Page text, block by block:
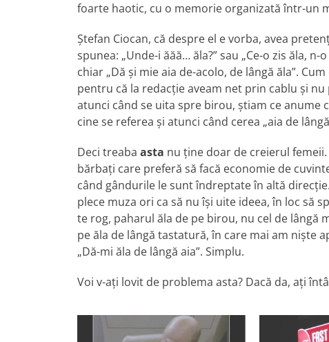
foarte haotic, cu o memorie organizată într-un
Ştefan Ciocan, că despre el e vorba, avea
spunea: „Unde-i ăăă… ăla?” sau „Ce-o zis ăla,
chiar „Dă şi mie aia de-acolo, de lângă ăla”.
pentru că la redacţie aveam net prin cablu şi
atunci când se uita spre birou, ştiam ce anume
cine se referea şi atunci când cerea „aia de
Deci treaba asta nu ţine doar de creierul femeii.
bărbaţi care preferă să facă economie de
când gândurile le sunt îndreptate în altă
plece muza ori ca să nu îşi uite ideea, în loc să
te rog, paharul ăla de pe birou, nu cel de lângă
pe ăla de lângă tastatură, în care mai am nişte
„Dă-mi ăla de lângă aia”. Simplu.
Voi v-aţi lovit de problema asta? Dacă da, aţi